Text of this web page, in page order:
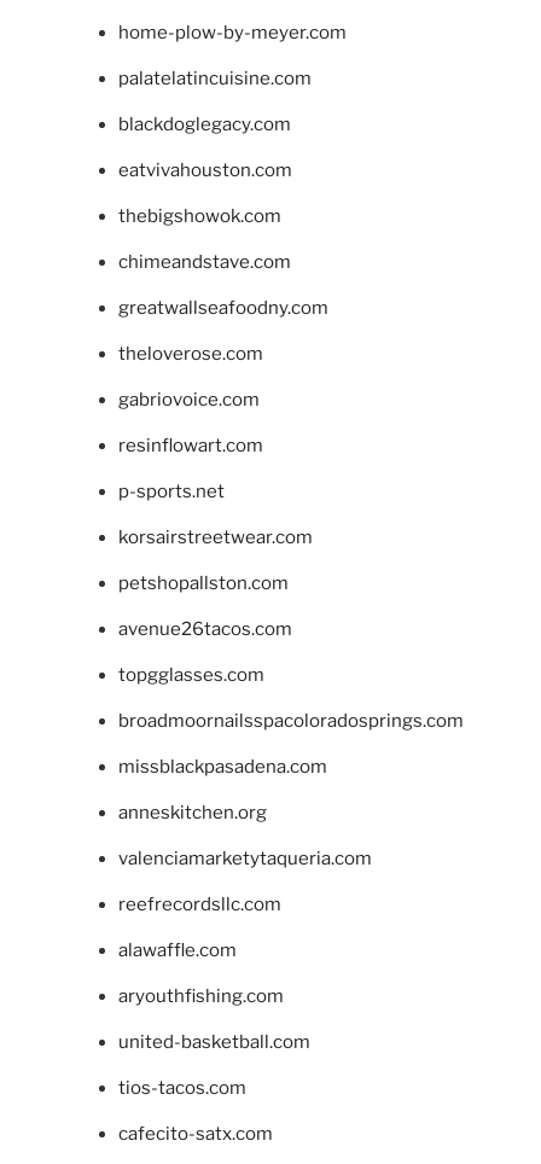
home-plow-by-meyer.com
palatelatincuisine.com
blackdoglegacy.com
eatvivahouston.com
thebigshowok.com
chimeandstave.com
greatwallseafoodny.com
theloverose.com
gabriovoice.com
resinflowart.com
p-sports.net
korsairstreetwear.com
petshopallston.com
avenue26tacos.com
topgglasses.com
broadmoornailsspacoloradosprings.com
missblackpasadena.com
anneskitchen.org
valenciamarketytaqueria.com
reefrecordsllc.com
alawaffle.com
aryouthfishing.com
united-basketball.com
tios-tacos.com
cafecito-satx.com